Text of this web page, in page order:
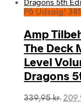
På Udsalg!
Amp
The Deck
Level
Dragons
339,95kr. Den